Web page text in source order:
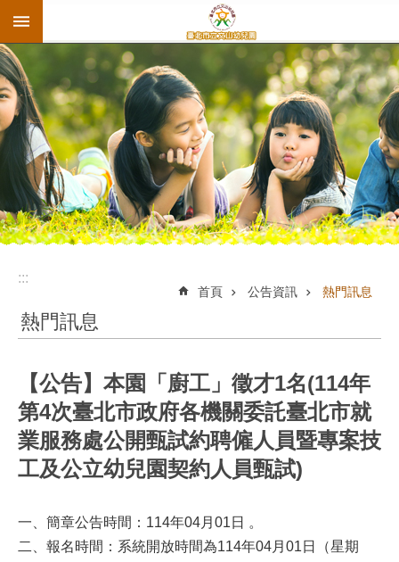
跳到主要內容區塊
:::
首頁 公告資訊 熱門訊息
熱門訊息
【公告】本園「廚工」徵才1名(114年
第4次臺北市政府各機關委託臺北市就
業服務處公開甄試約聘僱人員暨專案技
工及公立幼兒園契約人員甄試)
一、簡章公告時間：114年04月01日 。
二、報名時間： 系統開放時間為114年04月01日（星期